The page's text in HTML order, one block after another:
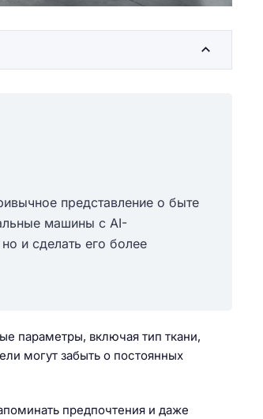
представление о быте
машины с AI-
и сделать его более
параметры, включая тип ткани,
могут забыть о постоянных
предпочтения и даже